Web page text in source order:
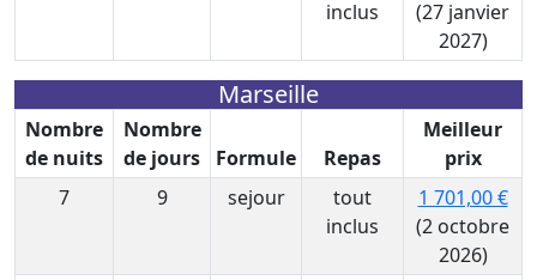
inclus
(27 janvier
2027)
Marseille
Nombre
de nuits
Nombre
de jours
Formule Repas
Meilleur
prix
7
9 sejour
tout
inclus
1 701,00 €
(2 octobre
2026)